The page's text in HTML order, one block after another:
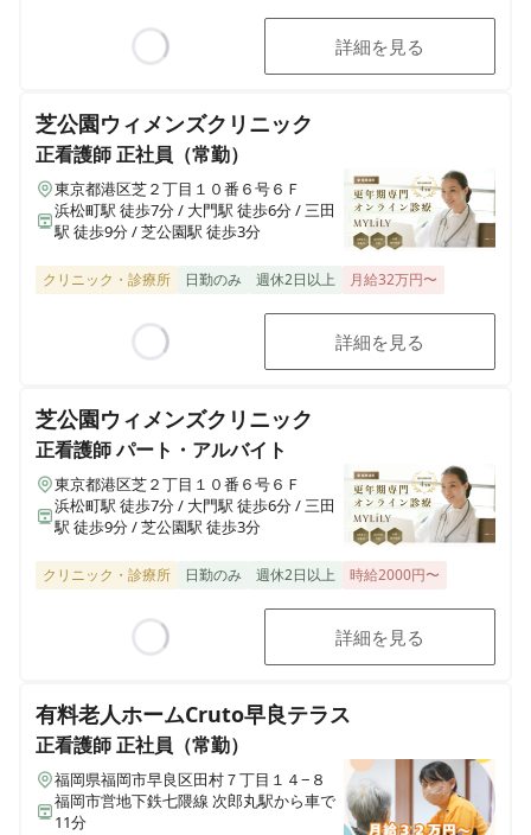
詳細を見る
芝公園ウィメンズクリニック
正看護師正社員（常勤）
東京都港区芝２丁目１０番６号６Ｆ
浜松町駅 徒歩7分 / 大門駅 徒歩6分 / 三田
駅 徒歩9分 / 芝公園駅 徒歩3分
クリニック・診療所 日勤のみ 週休2日以上 月給32万円〜
詳細を見る
芝公園ウィメンズクリニック
正看護師パート・アルバイト
東京都港区芝２丁目１０番６号６Ｆ
浜松町駅 徒歩7分 / 大門駅 徒歩6分 / 三田
駅 徒歩9分 / 芝公園駅 徒歩3分
クリニック・診療所 日勤のみ 週休2日以上 時給2000円〜
詳細を見る
有料老人ホームCruto早良テラス
正看護師正社員（常勤）
福岡県福岡市早良区田村７丁目１４−８
福岡市営地下鉄七隈線 次郎丸駅から車で
11分